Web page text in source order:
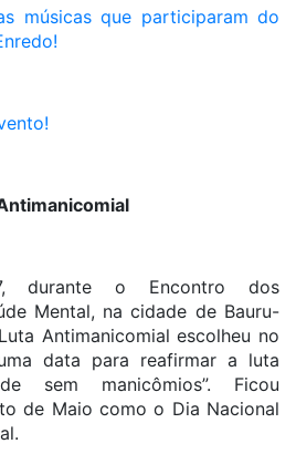
músicas que participaram do
durante o Encontro dos
Mental, na cidade de Bauru-
Antimanicomial escolheu no
data para reafirmar a luta
sem manicômios”. Ficou
de Maio como o Dia Nacional